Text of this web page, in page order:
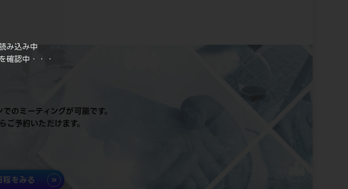
み込み中
確認中・・・
のミーティングが可能です。
ご予約いただけます。
程をみる